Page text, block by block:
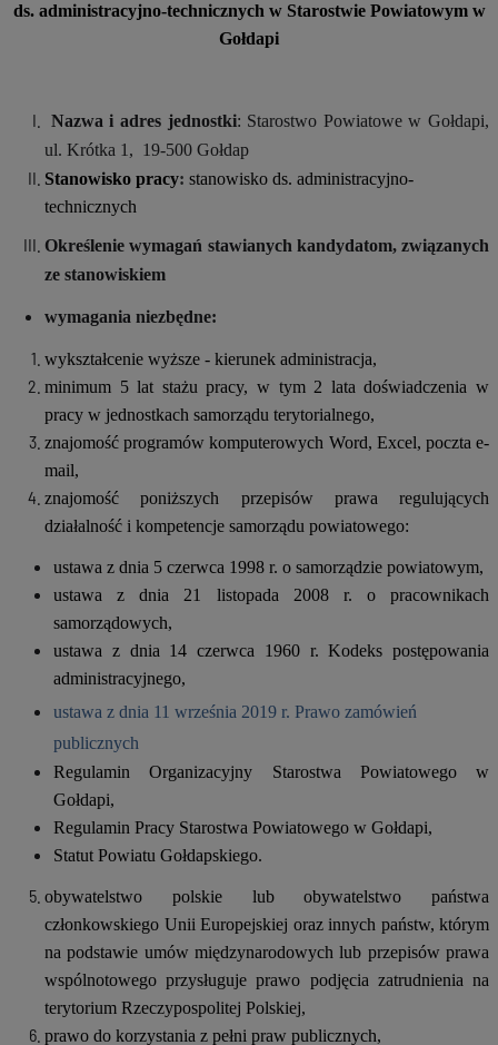
ds. administracyjno-technicznych w Starostwie Powiatowym w
Gołdapi
Nazwa i adres jednostki: Starostwo Powiatowe w Gołdapi,
ul. Krótka 1, 19-500 Gołdap
Stanowisko pracy: stanowisko ds. administracyjno-
technicznych
Określenie wymagań stawianych kandydatom, związanych
ze stanowiskiem
wymagania niezbędne:
wykształcenie wyższe - kierunek administracja,
minimum 5 lat stażu pracy, w tym 2 lata doświadczenia w
pracy w jednostkach samorządu terytorialnego,
znajomość programów komputerowych Word, Excel, poczta e-
mail,
znajomość poniższych przepisów prawa regulujących
działalność i kompetencje samorządu powiatowego:
ustawa z dnia 5 czerwca 1998 r. o samorządzie powiatowym,
ustawa z dnia 21 listopada 2008 r. o pracownikach
samorządowych,
ustawa z dnia 14 czerwca 1960 r. Kodeks postępowania
administracyjnego,
ustawa z dnia 11 września 2019 r. Prawo zamówień
publicznych
Regulamin Organizacyjny Starostwa Powiatowego w
Gołdapi,
Regulamin Pracy Starostwa Powiatowego w Gołdapi,
Statut Powiatu Gołdapskiego.
obywatelstwo polskie lub obywatelstwo państwa
członkowskiego Unii Europejskiej oraz innych państw, którym
na podstawie umów międzynarodowych lub przepisów prawa
wspólnotowego przysługuje prawo podjęcia zatrudnienia na
terytorium Rzeczypospolitej Polskiej,
prawo do korzystania z pełni praw publicznych,